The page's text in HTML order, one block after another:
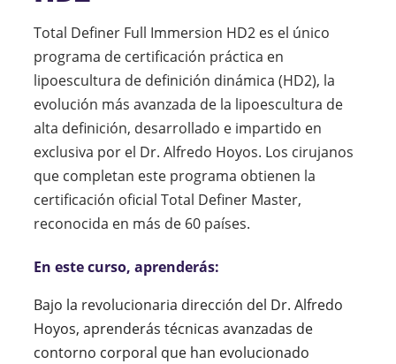
Total Definer Full Immersion HD2 es el único
programa de certificación práctica en
lipoescultura de definición dinámica (HD2), la
evolución más avanzada de la lipoescultura de
alta definición, desarrollado e impartido en
exclusiva por el Dr. Alfredo Hoyos. Los cirujanos
que completan este programa obtienen la
certificación oficial Total Definer Master,
reconocida en más de 60 países.
En este curso, aprenderás:
Bajo la revolucionaria dirección del Dr. Alfredo
Hoyos, aprenderás técnicas avanzadas de
contorno corporal que han evolucionado